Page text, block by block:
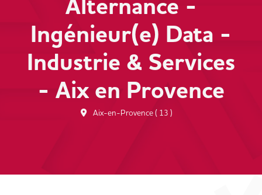
Alternance -
Ingénieur(e) Data -
Industrie & Services
- Aix en Provence
Aix-en-Provence ( 13 )